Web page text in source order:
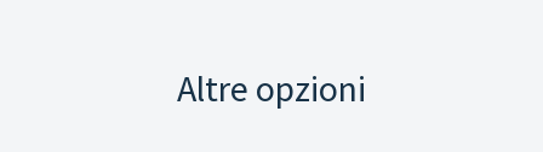
Altre opzioni